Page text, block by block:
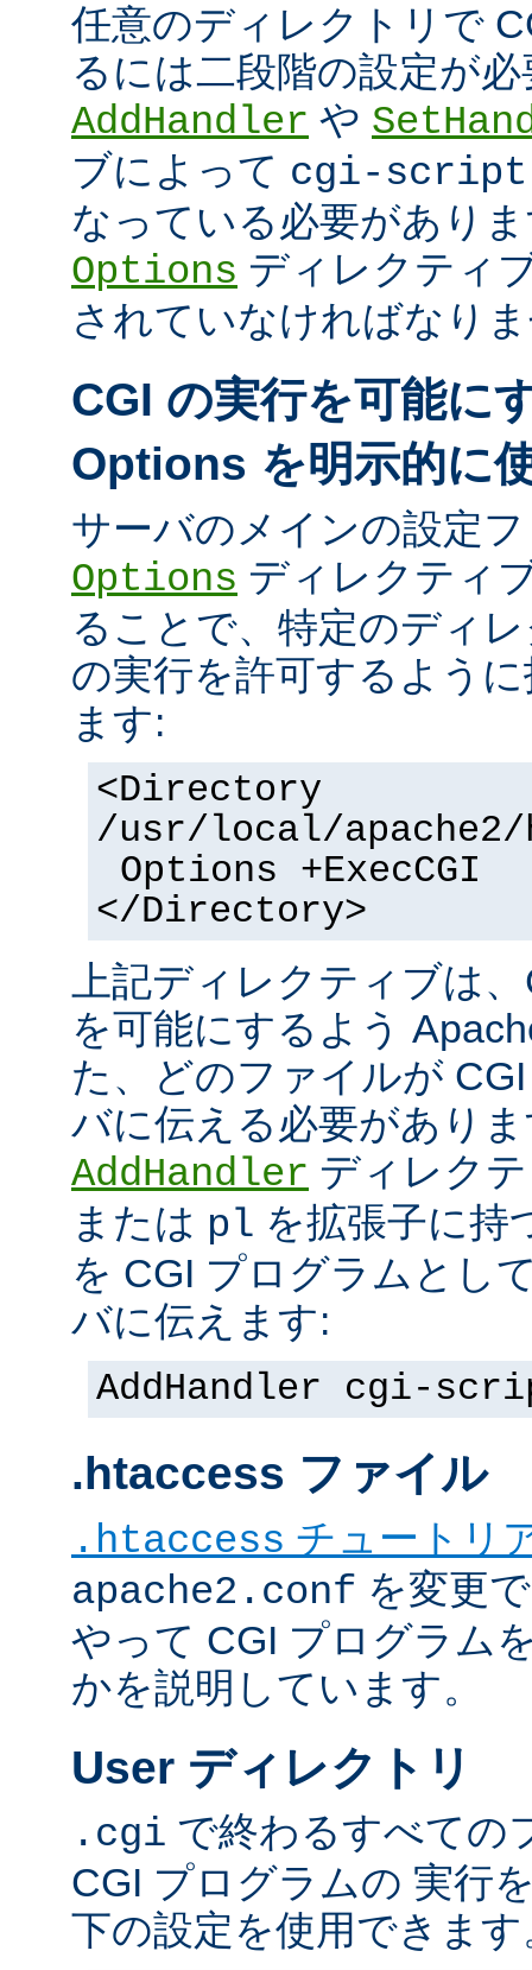
任意のディレクトリで
るには二段階の設定が
AddHandler や
ブによって cgi-script
なっている必要があり
Options ディレクティ
されていなければなり
CGI の実行を可能に
Options を明示的に
サーバのメインの設定
Options ディレクティ
ることで、特定のディ
の実行を許可するよう
ます:
<Directory
/usr/local/apache2/
Options +ExecCGI
</Directory>
上記ディレクティブは
を可能にするよう
た、どのファイルが
バに伝える必要があり
AddHandler ディレク
または pl を拡張子に持
を CGI プログラムとし
バに伝えます:
AddHandler cgi-
.htaccess ファイル
.htaccess チュートリ
apache2.conf を変更
やって CGI プログラム
かを説明しています。
User ディレクトリ
.cgi で終わるすべての
CGI プログラムの 実行
下の設定を使用できます